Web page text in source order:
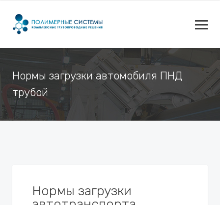
Нормы загрузки автомобиля ПНД
трубой
Нормы загрузки